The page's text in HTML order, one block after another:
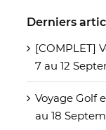
Derniers
[COMPLET]
7 au 12
Voyage Golf
au 18